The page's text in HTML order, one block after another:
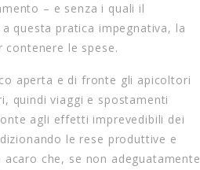
– e senza i quali il
questa pratica impegnativa, la
le spese.
aperta e di fronte gli apicoltori
quindi viaggi e spostamenti
agli effetti imprevedibili dei
le rese produttive e
acaro che, se non adeguatamente